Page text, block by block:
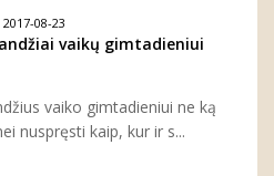
2017-08-23
vaikų gimtadieniui
vaiko gimtadieniui ne ką
nuspręsti kaip, kur ir s...